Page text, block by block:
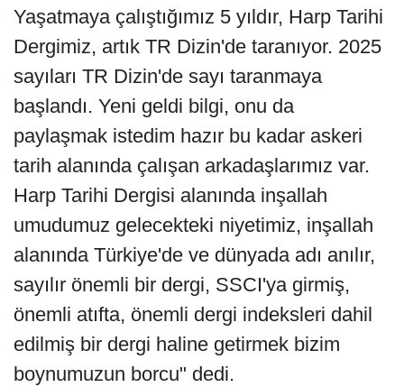
Yaşatmaya çalıştığımız 5 yıldır, Harp Tarihi
Dergimiz, artık TR Dizin'de taranıyor. 2025
sayıları TR Dizin'de sayı taranmaya
başlandı. Yeni geldi bilgi, onu da
paylaşmak istedim hazır bu kadar askeri
tarih alanında çalışan arkadaşlarımız var.
Harp Tarihi Dergisi alanında inşallah
umudumuz gelecekteki niyetimiz, inşallah
alanında Türkiye'de ve dünyada adı anılır,
sayılır önemli bir dergi, SSCI'ya girmiş,
önemli atıfta, önemli dergi indeksleri dahil
edilmiş bir dergi haline getirmek bizim
boynumuzun borcu" dedi.